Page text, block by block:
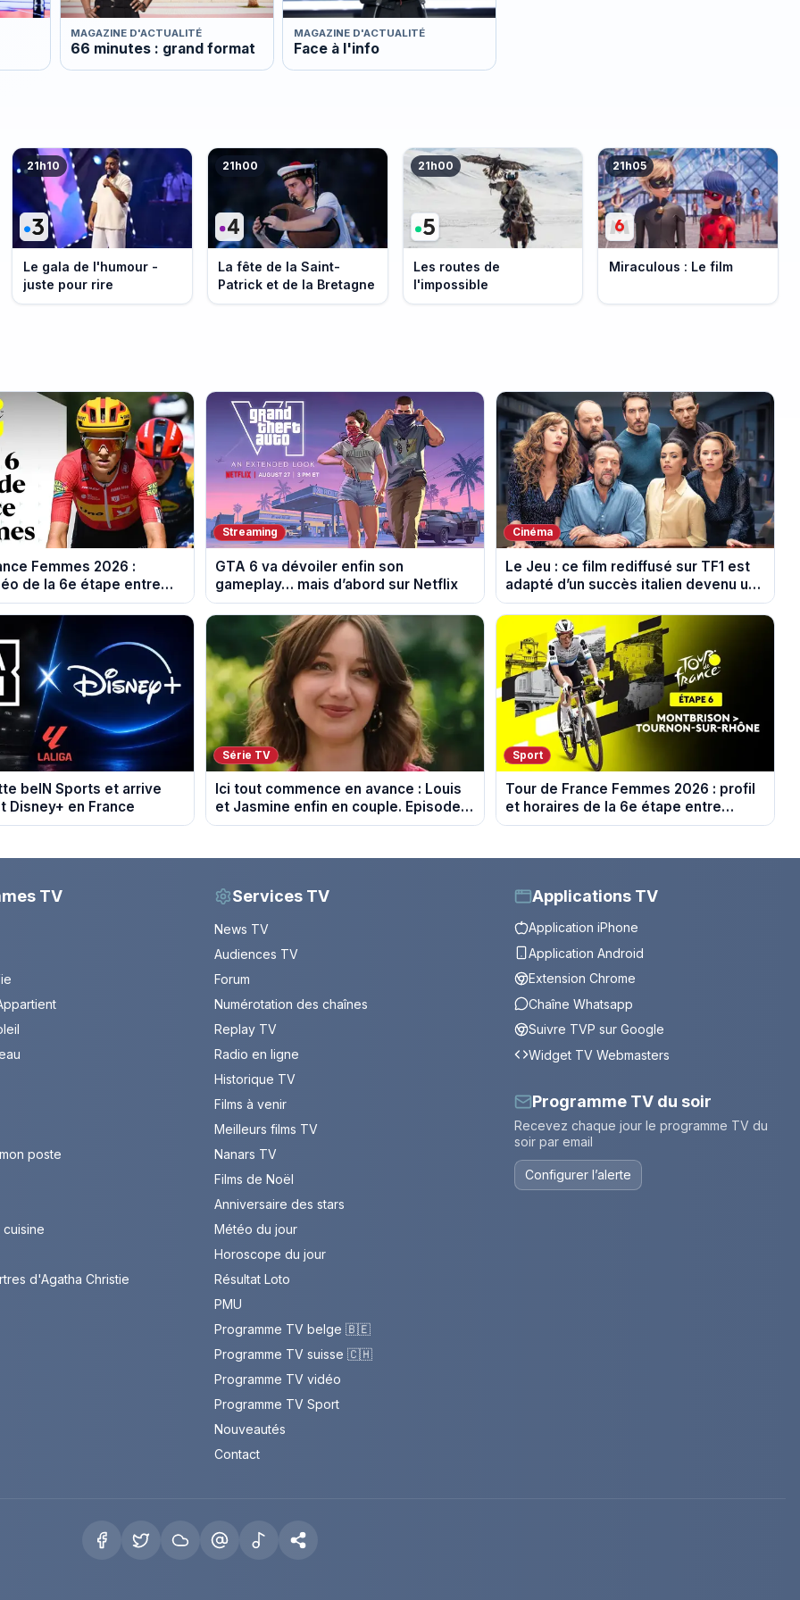
MAGAZINE D'ACTUALITÉ
66 minutes : grand format
MAGAZINE D'ACTUALITÉ
Face à l'info
21h10
Le gala de l'humour -
juste pour rire
21h00
La fête de la Saint-
Patrick et de la Bretagne
21h00
Les routes de
l'impossible
21h05
Miraculous : Le film
Femmes 2026 :
de la 6e étape entre
et Tournon-sur-Rhône
Streaming
GTA 6 va dévoiler enfin son
gameplay… mais d’abord sur Netflix
Cinéma
Le Jeu : ce film rediffusé sur TF1 est
adapté d’un succès italien devenu un
phénomène mondial
beIN Sports et arrive
Disney+ en France
Série TV
Ici tout commence en avance : Louis
et Jasmine enfin en couple. Episode
du 7 août 2026 (spoiler)
Sport
Tour de France Femmes 2026 : profil
et horaires de la 6e étape entre
Montbrison et Tournon-sur-Rhône
TV
poste
cuisine
d'Agatha Christie
Services TV
News TV
Audiences TV
Forum
Numérotation des chaînes
Replay TV
Radio en ligne
Historique TV
Films à venir
Meilleurs films TV
Nanars TV
Films de Noël
Anniversaire des stars
Météo du jour
Horoscope du jour
Résultat Loto
PMU
Programme TV belge 🇧🇪
Programme TV suisse 🇨🇭
Programme TV vidéo
Programme TV Sport
Nouveautés
Contact
Applications TV
Application iPhone
Application Android
Extension Chrome
Chaîne Whatsapp
Suivre TVP sur Google
Widget TV Webmasters
Programme TV du soir
Recevez chaque jour le programme TV du
soir par email
Configurer l’alerte